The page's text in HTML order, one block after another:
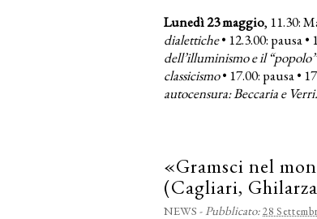
Lunedì 23 maggio, 11.30:
dialettiche• 12.3.00: pausa•
dell’illuminismo e il
classicismo• 17.00: pausa•
autocensura: Beccaria e Verri.
«Gramsci nel
(Cagliari,
NEWS -Pubblicato:28